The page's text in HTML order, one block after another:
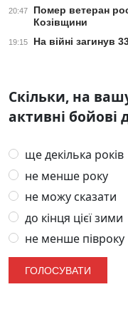
20:47
Помер ветеран
Козівщини
19:15 На війні загинув
Скільки, на
активні бойові
ще декілька років
не менше року
не можу сказати
до кінця цієї зими
не менше півроку